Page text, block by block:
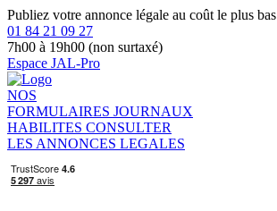
Publiez votre annonce légale au coût le plus bas
01 84 21 09 27
7h00 à 19h00 (non surtaxé)
Espace JAL-Pro
NOS
FORMULAIRES JOURNAUX
HABILITES CONSULTER
LES ANNONCES LEGALES